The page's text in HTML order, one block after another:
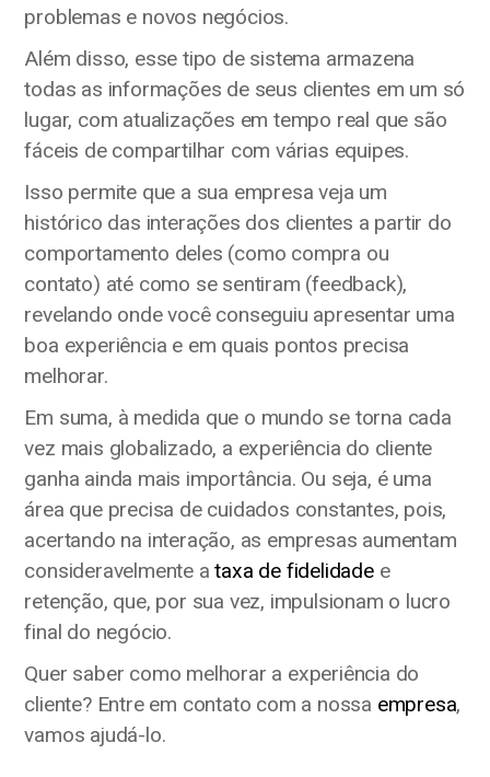
problemas e novos negócios.
Além disso, esse tipo de sistema armazena
todas as informações de seus clientes em um só
lugar, com atualizações em tempo real que são
fáceis de compartilhar com várias equipes.
Isso permite que a sua empresa veja um
histórico das interações dos clientes a partir do
comportamento deles (como compra ou
contato) até como se sentiram (feedback),
revelando onde você conseguiu apresentar uma
boa experiência e em quais pontos precisa
melhorar.
Em suma, à medida que o mundo se torna cada
vez mais globalizado, a experiência do cliente
ganha ainda mais importância. Ou seja, é uma
área que precisa de cuidados constantes, pois,
acertando na interação, as empresas aumentam
consideravelmente ataxa de fidelidadee
retenção, que, por sua vez, impulsionam o lucro
final do negócio.
Quer saber como melhorar a experiência do
cliente? Entre em contato com a nossa empresa,
vamos ajudá-lo.